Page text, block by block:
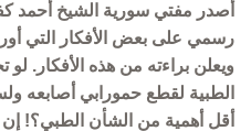
أصدر مفتي سورية الشيخ أحمد
رسمي على بعض الأفكار التي
ويعلن براءته من هذه الأفكار.
الطبية لقطع حمورابي أصابعه
أقل أهمية من الشأن الطبي؟!